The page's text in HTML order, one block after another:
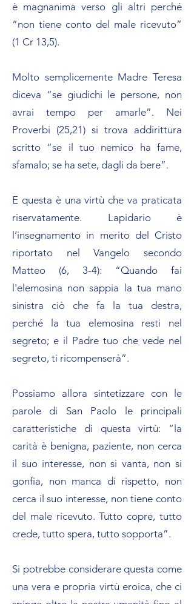
è magnanima verso gli altri perché
“non tiene conto del male ricevuto”
(1 Cr 13,5).
Molto semplicemente Madre Teresa
diceva “se giudichi le persone, non
avrai tempo per amarle”. Nei
Proverbi (25,21) si trova addirittura
scritto “se il tuo nemico ha fame,
sfamalo; se ha sete, dagli da bere”.
E questa è una virtù che va praticata
riservatamente. Lapidario è
l’insegnamento in merito del Cristo
riportato nel Vangelo secondo
Matteo (6, 3-4): “Quando fai
l'elemosina non sappia la tua mano
sinistra ciò che fa la tua destra,
perché la tua elemosina resti nel
segreto; e il Padre tuo che vede nel
segreto, ti ricompenserà”.
Possiamo allora sintetizzare con le
parole di San Paolo le principali
caratteristiche di questa virtù: “la
carità è benigna, paziente, non cerca
il suo interesse, non si vanta, non si
gonfia, non manca di rispetto, non
cerca il suo interesse, non tiene conto
del male ricevuto. Tutto copre, tutto
crede, tutto spera, tutto sopporta”.
Si potrebbe considerare questa come
una vera e propria virtù eroica, che ci